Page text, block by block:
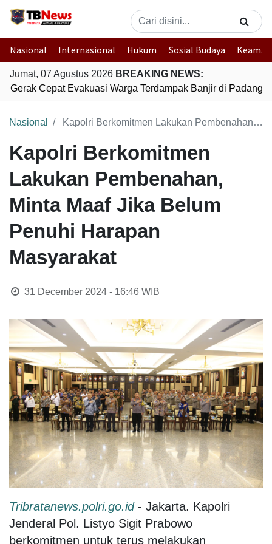
Nasional Internasional Hukum Sosial Budaya
Jumat, 07 Agustus 2026 BREAKING NEWS:
Gerak Cepat Evakuasi Warga Terdampak Banjir di Padang
Nasional Kapolri Berkomitmen Lakukan Pembenahan, Minta Maaf Jika Belum Penuhi Harapan Masyarakat
Kapolri Berkomitmen
Lakukan Pembenahan,
Minta Maaf Jika Belum
Penuhi Harapan
Masyarakat
31 December 2024 - 16:46WIB
Tribratanews.polri.go.id - Jakarta. Kapolri
Jenderal Pol. Listyo Sigit Prabowo
berkomitmen untuk terus melakukan